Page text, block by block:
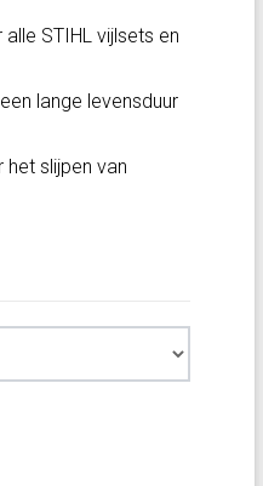
STIHL vijlsets en
lange levensduur
het slijpen van